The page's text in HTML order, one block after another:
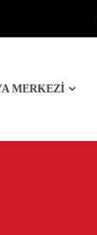
MERKEZİ